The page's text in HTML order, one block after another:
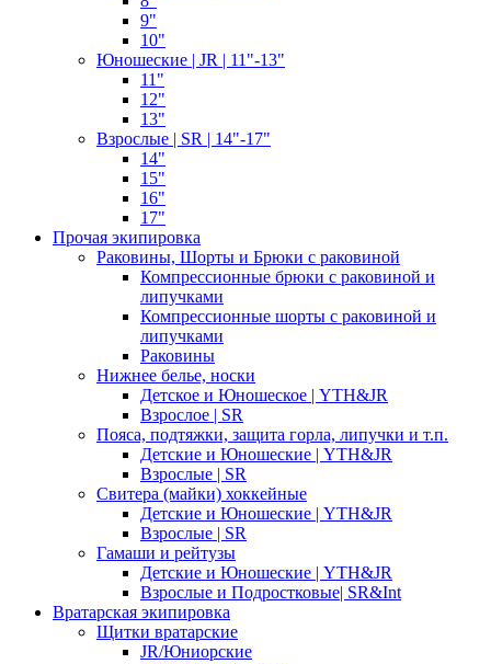
9"
10"
Юношеские | JR | 11"-13"
11"
12"
13"
Взрослые | SR | 14"-17"
14"
15"
16"
17"
Прочая экипировка
Раковины, Шорты и Брюки с раковиной
Компрессионные брюки с раковиной и
липучками
Компрессионные шорты с раковиной и
липучками
Раковины
Нижнее белье, носки
Детское и Юношеское | YTH&JR
Взрослое | SR
Пояса, подтяжки, защита горла, липучки и т.п.
Детские и Юношеские | YTH&JR
Взрослые | SR
Свитера (майки) хоккейные
Детские и Юношеские | YTH&JR
Взрослые | SR
Гамаши и рейтузы
Детские и Юношеские | YTH&JR
Взрослые и Подростковые| SR&Int
Вратарская экипировка
Щитки вратарские
JR/Юниорские